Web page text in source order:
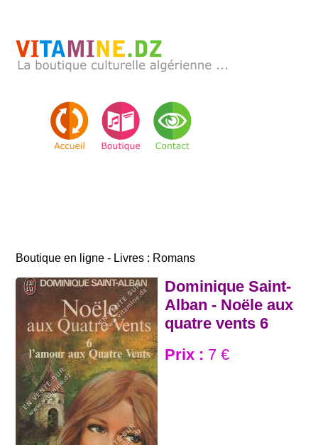
Boutique en ligne - Livres : Romans
Dominique Saint-
Alban - Noële aux
quatre vents 6
Prix : 7 €